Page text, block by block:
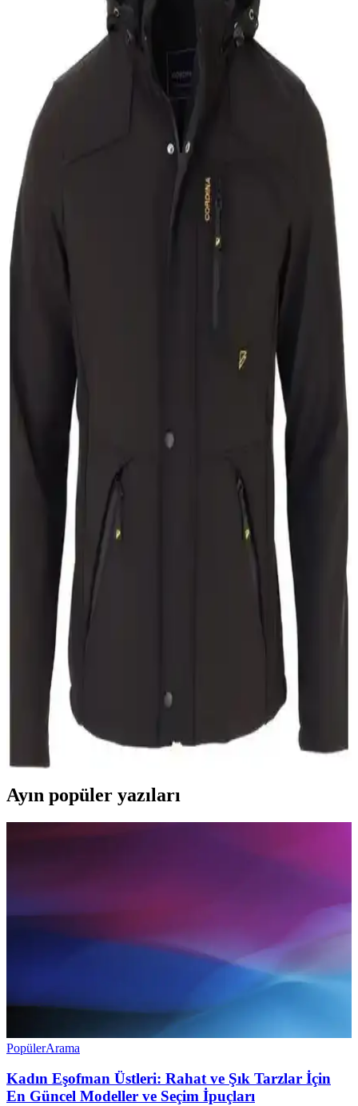
Erkek Siyah Şişme Montlar: Modern ve
Fonksiyonel Kış Giyim Seçenekleri
Siyah şişme montlar, sıcak tutma ve şıklığı bir arada sunar. Farklı
modelleri ve kombin önerileriyle, her erkeğin gardırobunda
bulunması gereken pratik ve şık kış giyim parçasıdır.
Erkek Kaşmir Mont: Şıklık ve Konforun En İyi
Seçenekleri
Yüksek kaliteli kaşmir montlar, şıklık ve konforu bir arada sunar.
Doğal kumaş özellikleri, dayanıklılığı ve stil detaylarıyla erkek
gardırobunun vazgeçilmezi olur.
Erkekler İçin Anorak Montlar: Fonksiyonellik ve
Şıklık Bir Arada Güncel Trendler
Erkek anorak montlar, su ve rüzgar geçirmez özellikleriyle şehir ve
doğa aktivitelerinde ideal, dayanıklı ve şık seçenekler sunar. Güncel
İxir Nakış Armalı Mevsimlik Erkek Mont ve Ceket
Lacivert Modern ve Dayanıklı Tasarım
Modern tasarımı ve su itici özelliğiyle öne çıkan İxir nakış armalı
erkek montu, hafifliği ve dayanıklılığıyla her mevsim rahatlık sağlar.
DeFacto Erkek Şişme Mont Karşılaştırması:
Kapüşonlu ve Slim Fit Modelleri Analizi
İki farklı DeFacto şişme mont modelinin malzeme, tasarım ve
kullanıcı deneyimleri açısından detaylı karşılaştırması, seçim
yaparken dikkat edilmesi gereken noktaları içeriyor.
Pobudo Koyu Lacivert Renk Hardal Kürklü Kot
Mont İncelemesi ve Özellikleri
Pobudo'nun koyu lacivert, hardal kürklü kot montu, 2024 sezonuna
uygun, şık ve fonksiyonel tasarımıyla dikkat çeker. Kaliteli malzeme
ve detaylar, rahatlık ve dayanıklılık sağlar.
Prifaldi Erkek Siyah Softshell Mont ve Stil Kombin
Kapşonlu Mont Karşılaştırması
İki erkek mont modelinin özellikleri, malzeme kalitesi ve kullanıcı
deneyimleri detaylı karşılaştırmasıyla, en uygun seçimi yapmanıza
yardımcı oluyor.
Ayın popüler yazıları
PopülerArama
Kadın Eşofman Üstleri: Rahat ve Şık Tarzlar İçin
En Güncel Modeller ve Seçim İpuçları